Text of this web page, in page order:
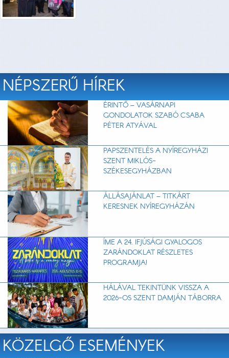
NÉPSZERŰ HÍREK
ÉRINTŐ – VASÁRNAPI
GONDOLATOK SZABÓ CSABA
PÉTER ATYÁVAL
PAPSZENTELÉS A NYÍREGYHÁZI
SZENT MIKLÓS-
SZÉKESEGYHÁZBAN
ÁLLÁSAJÁNLAT – TITKÁRT
KERESNEK NYÍREGYHÁZÁN
ÍME A 24. IFJÚSÁGI GYALOGOS
ZARÁNDOKLAT RÉSZLETES
PROGRAMJA!
HÁLÁVAL TEKINTÜNK VISSZA A
2026-OS SZENT DAMJÁN TÁBORRA
KÖZELGŐ ESEMÉNYEK